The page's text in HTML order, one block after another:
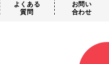
よくある
質問
お問い
合わせ